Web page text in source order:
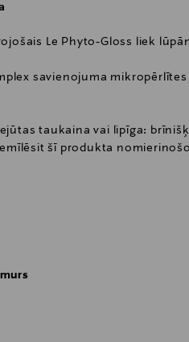
Le Phyto-Gloss liek
savienojuma
taukaina vai lipīga:
šī produkta
mirdzošs krāsas